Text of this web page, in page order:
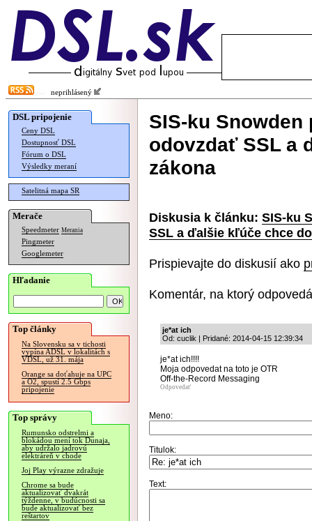
neprihlásený
DSL pripojenie
Ceny DSL
Dostupnosť DSL
Fórum o DSL
Výsledky meraní
Satelitná mapa SR
Merače
Speedmeter Merania
Pingmeter
Googlemeter
Hľadanie
Top články
Na Slovensku sa v tichosti
vypína ADSL v lokalitách s
VDSL, už 31. mája
Orange sa doťahuje na UPC
a O2, spustí 2.5 Gbps
pripojenie
Top správy
Rumunsko odstrelmi a
blokádou mení tok Dunaja,
aby udržalo jadrovú
elektráreň v chode
Joj Play výrazne zdražuje
Chrome sa bude
aktualizovať dvakrát
týždenne, v budúcnosti sa
bude aktualizovať bez
reštartov
SIS-ku
odovzdať SSL a
zákona
Diskusia k článku: SIS-ku
SSL a ďalšie kľúče chce
Prispievajte do diskusií ako
Komentár, na ktorý
je*at ich
Od: cuclik | Pridané: 2014-04-15 12:39:34
je*at ich!!!!
Moja odpovedat na toto je OTR
Off-the-Record Messaging
Odpovedať
Meno:
Titulok:
Text: